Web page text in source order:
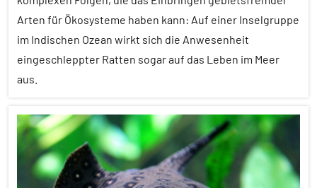
Fortbewegung
Spezies
Vögel
Wirbeltiere
Arten für Ökosysteme haben kann: Auf einer Inselgruppe
im Indischen Ozean wirkt sich die Anwesenheit
eingeschleppter Ratten sogar auf das Leben im Meer
aus.
Aggression
Alle
Artikel